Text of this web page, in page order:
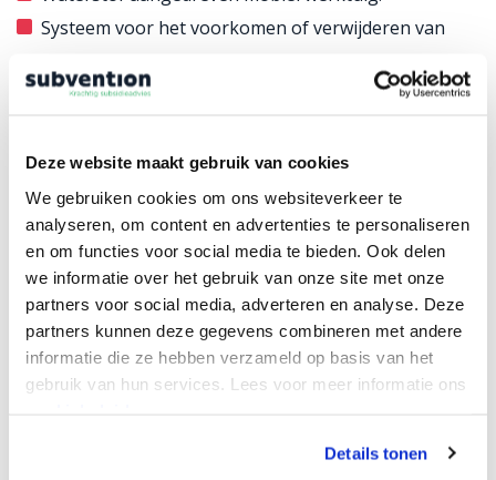
Deze website maakt gebruik van cookies
We gebruiken cookies om ons websiteverkeer te
analyseren, om content en advertenties te personaliseren
en om functies voor social media te bieden. Ook delen
we informatie over het gebruik van onze site met onze
partners voor social media, adverteren en analyse. Deze
partners kunnen deze gegevens combineren met andere
informatie die ze hebben verzameld op basis van het
gebruik van hun services. Lees voor meer informatie ons
Details tonen
Systeem voor het voorkomen of verwijderen van
Biotricklingsysteem voor het verwijderen van VOS.
stroomvoorziening van lokale activiteiten.
Hoe ziet de Milieu-
investeringsaftrek er
in 2023 uit?
De percentages binnen de Milieu-
2022. Afhankelijk van de categorie komt een